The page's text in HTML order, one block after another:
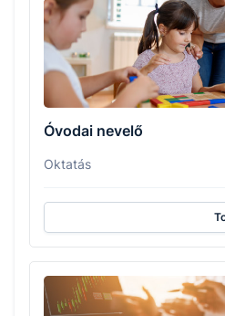
Óvodai nevelő
Oktatás